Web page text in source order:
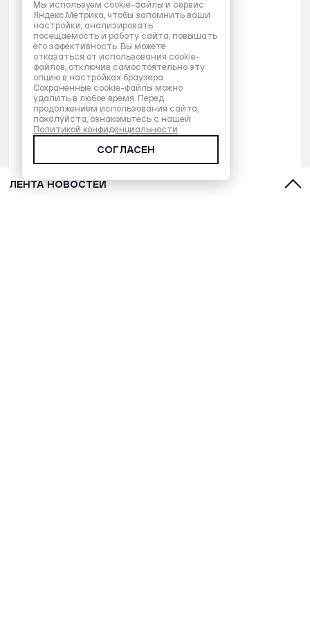
ЛЕНТА НОВОСТЕЙ
Мы используем cookie-файлы и сервис
Яндекс.Метрика, чтобы запомнить ваши
настройки, анализировать
посещаемость и работу сайта, повышать
его эффективность. Вы можете
отказаться от использования cookie-
файлов, отключив самостоятельно эту
опцию в настройках браузера.
Сохраненные cookie-файлы можно
удалить в любое время. Перед
продолжением использования сайта,
пожалуйста, ознакомьтесь с нашей
Политикой конфиденциальности.
СОГЛАСЕН